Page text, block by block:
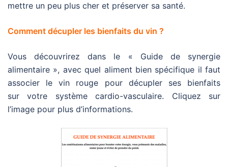
mettre un peu plus cher et préserver sa santé.
Comment décupler les bienfaits du vin ?
Vous découvrirez dans le « Guide de synergie
alimentaire », avec quel aliment bien spécifique il faut
associer le vin rouge pour décupler ses bienfaits
sur votre système cardio-vasculaire. Cliquez sur
l’image pour plus d’informations.